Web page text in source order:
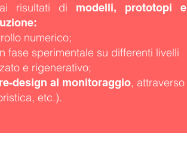
risultati di modelli, prototopi e
numerico;
fase sperimentale su differenti livelli
e rigenerativo;
design al monitoraggio, attraverso
etc.).